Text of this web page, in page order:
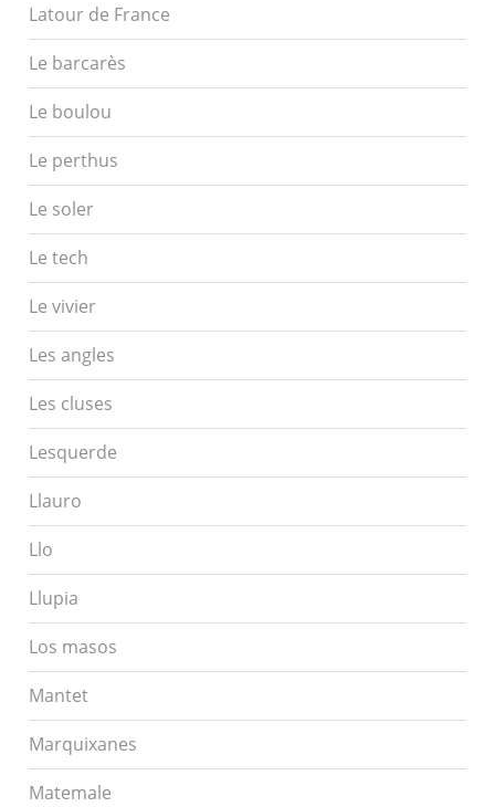
Latour de France
Le barcarès
Le boulou
Le perthus
Le soler
Le tech
Le vivier
Les angles
Les cluses
Lesquerde
Llauro
Llo
Llupia
Los masos
Mantet
Marquixanes
Matemale